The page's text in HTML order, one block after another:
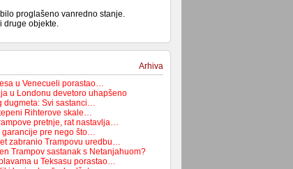
proglašeno vanredno stanje.
druge objekte.
Arhiva
u Venecueli porastao…
u Londonu devetoro uhapšeno
dugmeta: Svi sastanci…
Rihterove skale…
pretnje, rat nastavlja…
garancije pre nego što…
zabranio Trampovu uredbu…
Trampov sastanak s Netanjahuom?
u Teksasu porastao…